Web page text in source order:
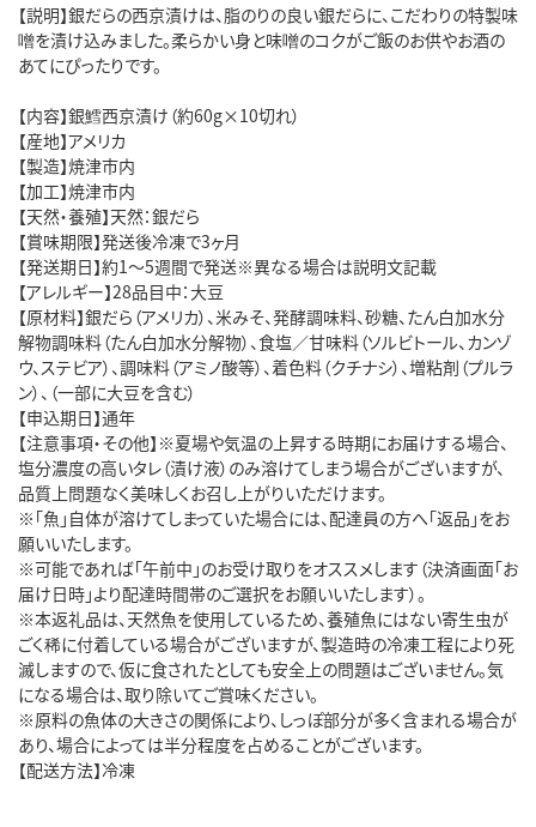
【説明】銀だらの西京漬けは、脂のりの良い銀だらに、こだわりの特製味
噌を漬け込みました。柔らかい身と味噌のコクがご飯のお供やお酒の
あてにぴったりです。
【内容】銀鱈西京漬け（約60g×10切れ）
【産地】アメリカ
【製造】焼津市内
【加工】焼津市内
【天然・養殖】天然：銀だら
【賞味期限】発送後冷凍で3ヶ月
【発送期日】約1～5週間で発送※異なる場合は説明文記載
【アレルギー】28品目中：大豆
【原材料】銀だら（アメリカ）、米みそ、発酵調味料、砂糖、たん白加水分
解物調味料（たん白加水分解物）、食塩／甘味料（ソルビトール、カンゾ
ウ、ステビア）、調味料（アミノ酸等）、着色料（クチナシ）、増粘剤（プルラ
ン）、（一部に大豆を含む）
【申込期日】通年
【注意事項・その他】※夏場や気温の上昇する時期にお届けする場合、
塩分濃度の高いタレ（漬け液）のみ溶けてしまう場合がございますが、
品質上問題なく美味しくお召し上がりいただけます。
※「魚」自体が溶けてしまっていた場合には、配達員の方へ「返品」をお
願いいたします。
※可能であれば「午前中」のお受け取りをオススメします（決済画面「お
届け日時」より配達時間帯のご選択をお願いいたします）。
※本返礼品は、天然魚を使用しているため、養殖魚にはない寄生虫が
ごく稀に付着している場合がございますが、製造時の冷凍工程により死
滅しますので、仮に食されたとしても安全上の問題はございません。気
になる場合は、取り除いてご賞味ください。
※原料の魚体の大きさの関係により、しっぽ部分が多く含まれる場合が
あり、場合によっては半分程度を占めることがございます。
【配送方法】冷凍